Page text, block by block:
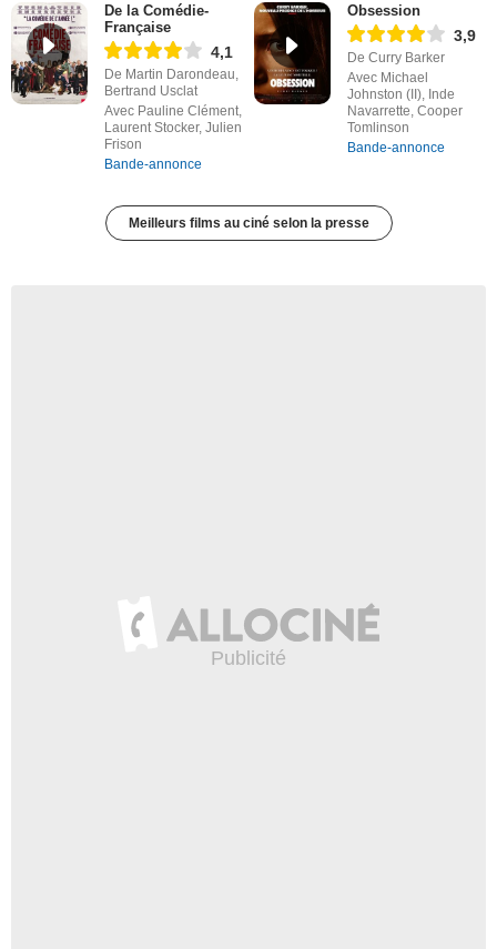
De la Comédie-
Française
4,1
De Martin Darondeau,
Bertrand Usclat
Avec Pauline Clément,
Laurent Stocker, Julien
Frison
Bande-annonce
Obsession
3,9
De Curry Barker
Avec Michael
Johnston (II), Inde
Navarrette, Cooper
Tomlinson
Bande-annonce
Meilleurs films au ciné selon la presse